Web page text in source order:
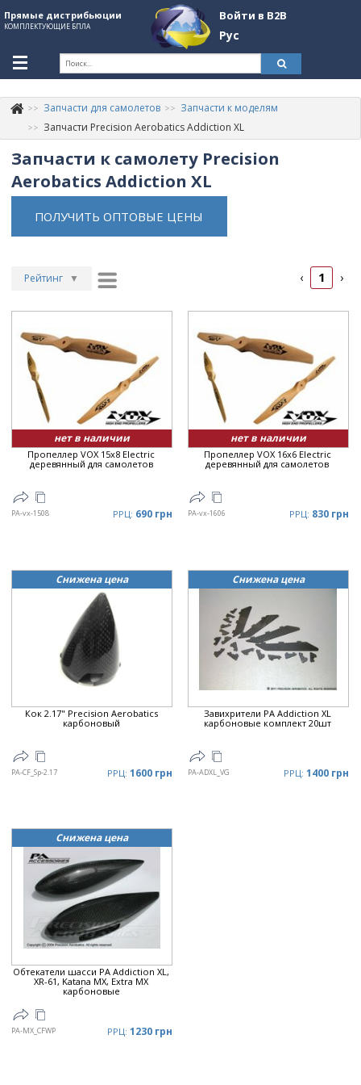
Прямые дистрибьюции
КОМПЛЕКТУЮЩИЕ БПЛА
Войти в B2B
Рус
+380507774092
Информация о компании
About Company
Обзоры
Бренды
Войти в B2B
Стать партнером
Запчасти для самолетов
Запчасти к моделям
Запчасти Precision Aerobatics Addiction XL
Запчасти к самолету Precision
Aerobatics Addiction XL
ПОЛУЧИТЬ ОПТОВЫЕ ЦЕНЫ
Рейтинг ▼
Дата ▼
Цена
Цена
‹ 1 ›
нет в наличии
Пропеллер VOX 15x8 Electric
деревянный для самолетов
PA-vx-1508 РРЦ: 690 грн
нет в наличии
Пропеллер VOX 16x6 Electric
деревянный для самолетов
PA-vx-1606 РРЦ: 830 грн
Снижена цена
Кок 2.17" Precision Aerobatics
карбоновый
PA-CF_Sp-2.17 РРЦ: 1600 грн
Снижена цена
Завихрители PA Addiction XL
карбоновые комплект 20шт
PA-ADXL_VG РРЦ: 1400 грн
Снижена цена
Обтекатели шасси PA Addiction XL,
XR-61, Katana MX, Extra MX
карбоновые
PA-MX_CFWP РРЦ: 1230 грн